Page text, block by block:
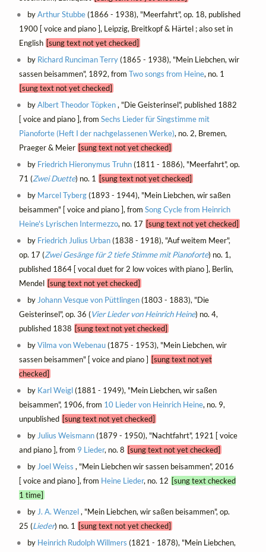
byArthur Stubbe(1866 - 1938), "Meerfahrt", op. 18, published
1900 [ voice and piano ], Leipzig, Breitkopf & Härtel ; also set in
English [sung text not yet checked]
by Richard Runciman Terry(1865 - 1938), "Mein Liebchen, wir
sassen beisammen", 1892, from Two songs from Heine, no. 1
[sung text not yet checked]
byAlbert Theodor Töpken, "Die Geisterinsel", published 1882
[ voice and piano ], from Sechs Lieder für Singstimme mit
Pianoforte (Heft I der nachgelassenen Werke), no. 2, Bremen,
Praeger & Meier [sung text not yet checked]
by Friedrich Hieronymus Truhn(1811 - 1886), "Meerfahrt", op.
71 (Zwei Duette) no. 1
[sung text not yet checked]
by Marcel Tyberg(1893 - 1944), "Mein Liebchen, wir saßen
beisammen" [ voice and piano ], from Song Cycle from Heinrich
Heine's Lyrischen Intermezzo, no. 17 [sung text not yet checked]
by Friedrich Julius Urban(1838 - 1918), "Auf weitem Meer",
op. 17 (Zwei Gesänge für 2 tiefe Stimme mit Pianoforte) no. 1,
published 1864 [ vocal duet for 2 low voices with piano ], Berlin,
Mendel [sung text not yet checked]
by Johann Vesque von Püttlingen(1803 - 1883), "Die
Geisterinsel", op. 36 (Vier Lieder von Heinrich Heine) no. 4,
published 1838 [sung text not yet checked]
byVilma von Webenau(1875 - 1953), "Mein Liebchen, wir
sassen beisammen" [ voice and piano ] [sung text not yet
checked]
by Karl Weigl(1881 - 1949), "Mein Liebchen, wir saßen
beisammen", 1906, from 10 Lieder von Heinrich Heine, no. 9,
unpublished [sung text not yet checked]
byJulius Weismann(1879 - 1950), "Nachtfahrt", 1921 [ voice
and piano ], from 9 Lieder, no. 8 [sung text not yet checked]
byJoel Weiss , "Mein Liebchen wir sassen beisammen", 2016
[ voice and piano ], from Heine Lieder, no. 12 [sung text checked
1 time]
byJ. A. Wenzel, "Mein Liebchen, wir saßen beisammen", op.
25 (Lieder) no. 1 [sung text not yet checked]
by Heinrich Rudolph Willmers (1821 - 1878), "Mein Liebchen,